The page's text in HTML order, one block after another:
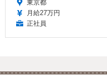
東京都
月給27万円
正社員